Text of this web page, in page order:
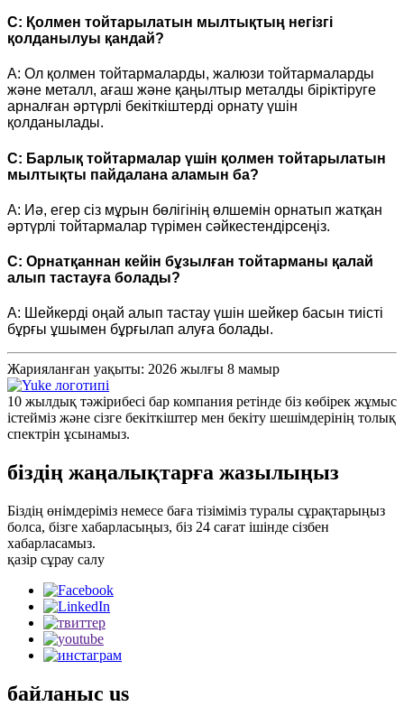
С: Қолмен тойтарылатын мылтықтың негізгі
қолданылуы қандай?
A: Ол қолмен тойтармаларды, жалюзи тойтармаларды
және металл, ағаш және қаңылтыр металды біріктіруге
арналған әртүрлі бекіткіштерді орнату үшін
қолданылады.
С: Барлық тойтармалар үшін қолмен тойтарылатын
мылтықты пайдалана аламын ба?
A: Иә, егер сіз мұрын бөлігінің өлшемін орнатып жатқан
әртүрлі тойтармалар түрімен сәйкестендірсеңіз.
С: Орнатқаннан кейін бұзылған тойтарманы қалай
алып тастауға болады?
A: Шейкерді оңай алып тастау үшін шейкер басын тиісті
бұрғы ұшымен бұрғылап алуға болады.
Жарияланған уақыты: 2026 жылғы 8 мамыр
10 жылдық тәжірибесі бар компания ретінде біз көбірек жұмыс
істейміз және сізге бекіткіштер мен бекіту шешімдерінің толық
спектрін ұсынамыз.
біздің жаңалықтарға жазылыңыз
Біздің өнімдеріміз немесе баға тізіміміз туралы сұрақтарыңыз
болса, бізге хабарласыңыз, біз 24 сағат ішінде сізбен
хабарласамыз.
қазір сұрау салу
байланыс us